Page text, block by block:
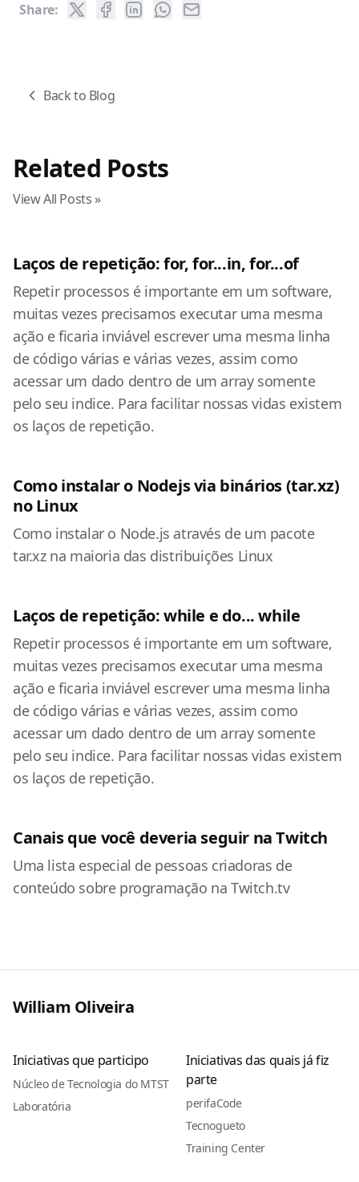
Share:
Back to Blog
Related Posts
View All Posts »
Laços de repetição: for, for...in, for...of
Repetir processos é importante em um software,
muitas vezes precisamos executar uma mesma
ação e ficaria inviável escrever uma mesma linha
de código várias e várias vezes, assim como
acessar um dado dentro de um array somente
pelo seu indice. Para facilitar nossas vidas existem
os laços de repetição.
Como instalar o Nodejs via binários (tar.xz)
no Linux
Como instalar o Node.js através de um pacote
tar.xz na maioria das distribuições Linux
Laços de repetição: while e do... while
Repetir processos é importante em um software,
muitas vezes precisamos executar uma mesma
ação e ficaria inviável escrever uma mesma linha
de código várias e várias vezes, assim como
acessar um dado dentro de um array somente
pelo seu indice. Para facilitar nossas vidas existem
os laços de repetição.
Canais que você deveria seguir na Twitch
Uma lista especial de pessoas criadoras de
conteúdo sobre programação na Twitch.tv
William Oliveira
Iniciativas que participo
Núcleo de Tecnologia do MTST
Laboratória
Iniciativas das quais já fiz
parte
perifaCode
Tecnogueto
Training Center